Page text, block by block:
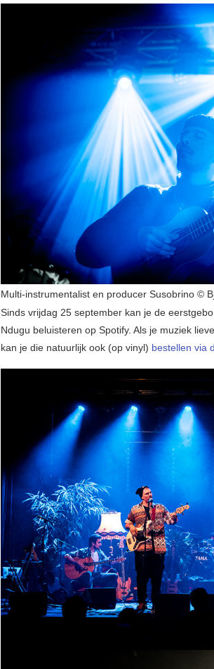
Multi-instrumentalist en producer Susobrino ©
Sinds vrijdag 25 september kan je de
Ndugu beluisteren op Spotify. Als je muziek
kan je die natuurlijk ook (op vinyl) bestellen via